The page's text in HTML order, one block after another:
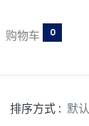
购物车 0
排序方式 : 默认